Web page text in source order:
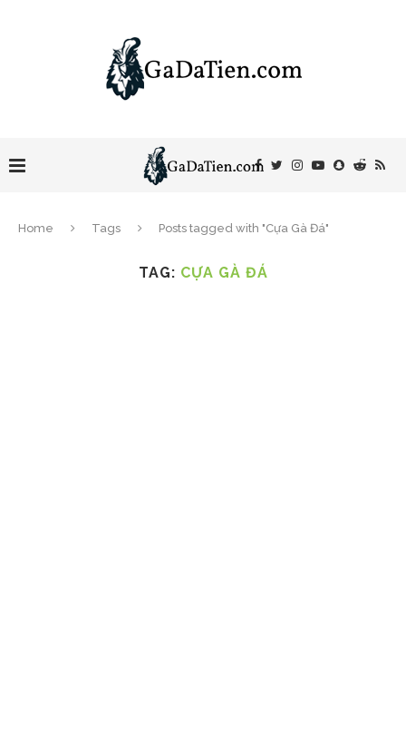
Home Tags Posts tagged with "Cựa Gà Đá"
TAG: CỰA GÀ ĐÁ